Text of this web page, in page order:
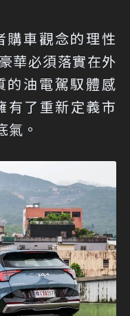
購車觀念的理性
華必須落實在外
的油電駕馭體感
有了重新定義市
氣。